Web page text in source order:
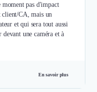
pas d'impact
client/CA, mais un
et qui sera tout aussi
devant une caméra et à
En savoir plus